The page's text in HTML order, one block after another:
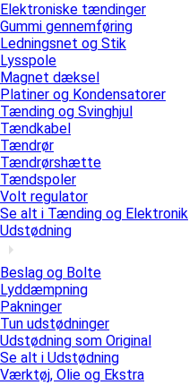
Elektroniske tændinger
Gummi gennemføring
Ledningsnet og Stik
Lysspole
Magnet dæksel
Platiner og Kondensatorer
Tænding og Svinghjul
Tændkabel
Tændrør
Tændrørshætte
Tændspoler
Volt regulator
Se alt i Tænding og Elektronik
Udstødning
Beslag og Bolte
Lyddæmpning
Pakninger
Tun udstødninger
Udstødning som Original
Se alt i Udstødning
Værktøj, Olie og Ekstra